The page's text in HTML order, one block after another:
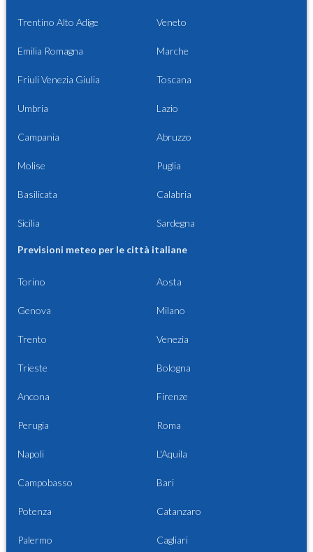
Trentino Alto Adige Veneto
Emilia Romagna Marche
Friuli Venezia Giulia Toscana
Umbria Lazio
Campania Abruzzo
Molise Puglia
Basilicata Calabria
Sicilia Sardegna
Previsioni meteo per le città italiane
Torino Aosta
Genova Milano
Trento Venezia
Trieste Bologna
Ancona Firenze
Perugia Roma
Napoli L'Aquila
Campobasso Bari
Potenza Catanzaro
Palermo Cagliari